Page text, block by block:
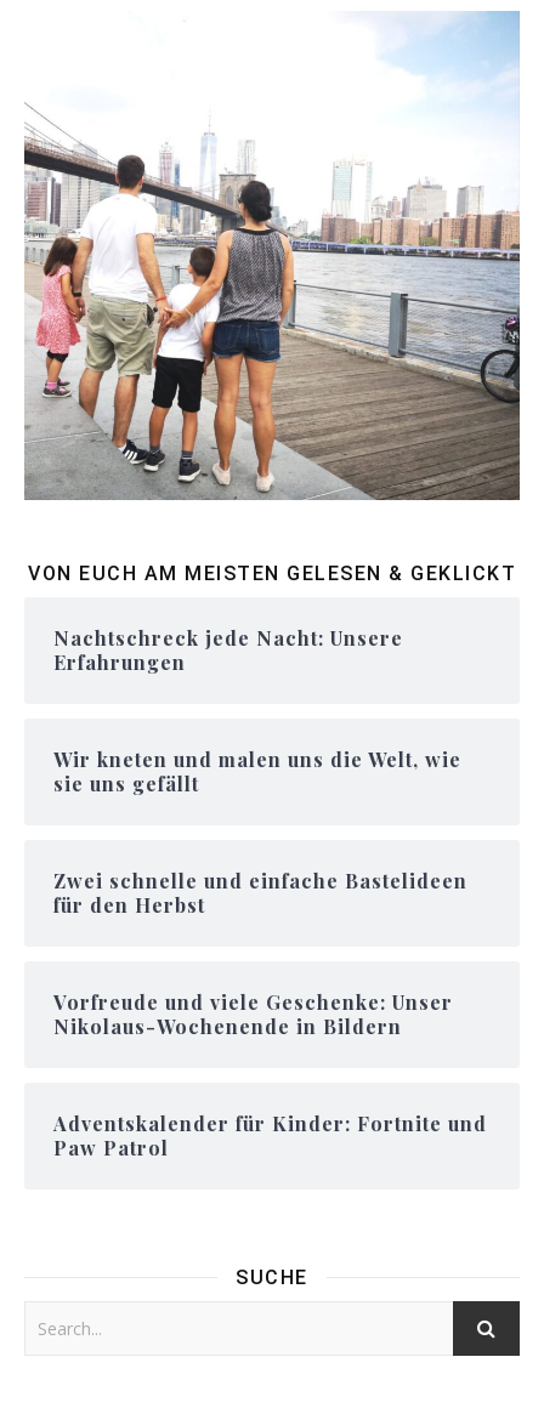
VON EUCH AM MEISTEN GELESEN & GEKLICKT
Nachtschreck jede Nacht: Unsere
Erfahrungen
Wir kneten und malen uns die Welt, wie
sie uns gefällt
Zwei schnelle und einfache Bastelideen
für den Herbst
Vorfreude und viele Geschenke: Unser
Nikolaus-Wochenende in Bildern
Adventskalender für Kinder: Fortnite und
Paw Patrol
SUCHE